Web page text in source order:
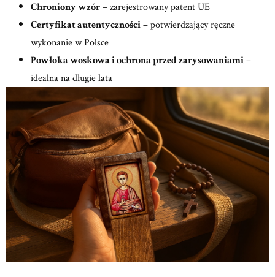
Chroniony wzór– zarejestrowany patent UE
Certyfikat autentyczności– potwierdzający ręczne
wykonanie w Polsce
Powłoka woskowa i ochrona przed zarysowaniami–
idealna na długie lata